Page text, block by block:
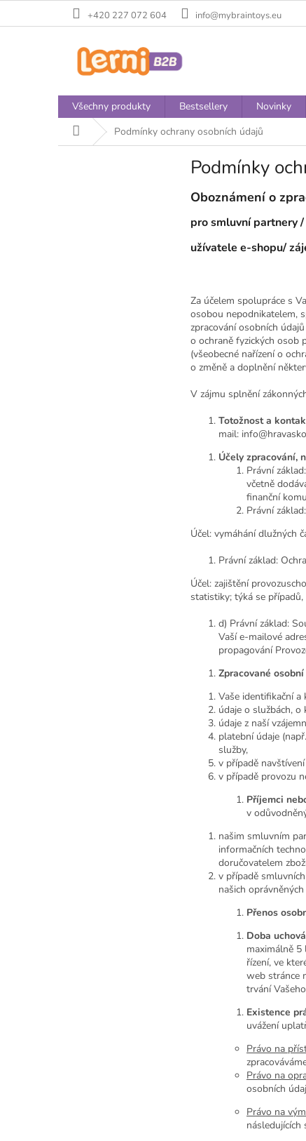
+420 227 072 604 info@mybraintoys.eu
Všechny produkty Bestsellery Novinky
Domů Podmínky ochrany osobních údajů
Podmínky
Oboznámení o
pro smluvní partnery
užívatele e-shopu/
Za účelem spolupráce s
osobou nepodnikatelem,
zpracování osobních
o ochraně fyzických osob
(všeobecné nařízení o
o změně a doplnění
V zájmu splnění
Totožnost a
mail:
Účely zpracování,
Právní
včetně
finanční
Právní
Účel: vymáhání dlužných
Právní základ:
Účel: zajištění
statistiky; týká se
d) Právní základ:
Vaší e-mailové
propagování
Zpracované
Vaše identifikační
údaje o službách,
údaje z naší
platební údaje
služby,
v případě
v případě provozu
Příjemci
v
našim smluvním
informačních
doručovatelem
v případě
našich
Přenos
Doba
maximálně
řízení, ve
web stránce
trvání
Existence
uvážení
Právo na
Právo na
osobních
Právo na
následujících